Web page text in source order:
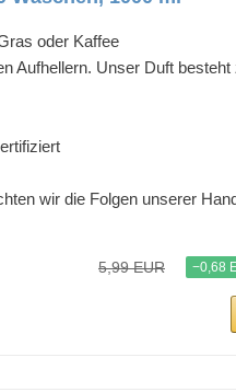
oder Kaffee
Aufhellern. Unser Duft
wir die Folgen unserer
5,99 EUR −0,68